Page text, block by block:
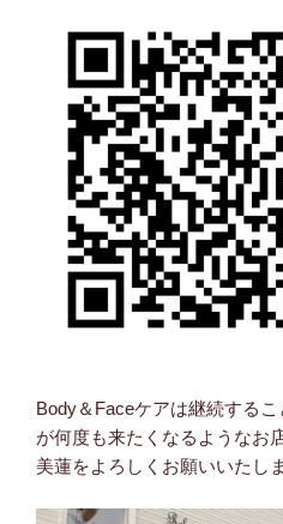
Body＆Faceケアは継続する
が何度も来たくなるようなお
美蓮をよろしくお願いいたしま